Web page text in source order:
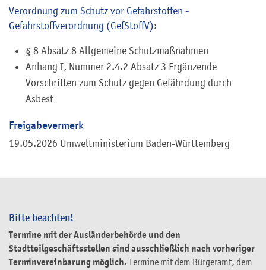
Bitte beachten!
Termine mit der Ausländerbehörde und den
Stadtteilgeschäftsstellen sind ausschließlich nach vorheriger
Terminvereinbarung möglich. Termine mit dem Bürgeramt, dem
Verordnung zum Schutz vor Gefahrstoffen -
Gefahrstoffverordnung (GefStoffV):
§ 8 Absatz 8 Allgemeine Schutzmaßnahmen
Anhang I, Nummer 2.4.2 Absatz 3 Ergänzende
Vorschriften zum Schutz gegen Gefährdung durch
Asbest
Freigabevermerk
19.05.2026 Umweltministerium Baden-Württemberg